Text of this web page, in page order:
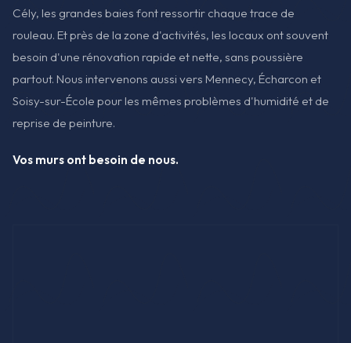
Cély, les grandes baies font ressortir chaque trace de
rouleau. Et près de la zone d'activités, les locaux ont souvent
besoin d'une rénovation rapide et nette, sans poussière
partout. Nous intervenons aussi vers Mennecy, Écharcon et
Soisy-sur-École pour les mêmes problèmes d'humidité et de
reprise de peinture.
Vos murs ont besoin de nous.